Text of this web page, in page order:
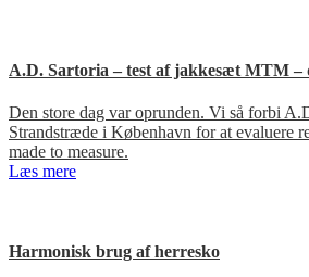
A.D. Sartoria – test af jakkesæt MTM –
Den store dag var oprunden. Vi så forbi
Strandstræde i København for at evaluere
made to measure.
Læs mere
Harmonisk brug af herresko